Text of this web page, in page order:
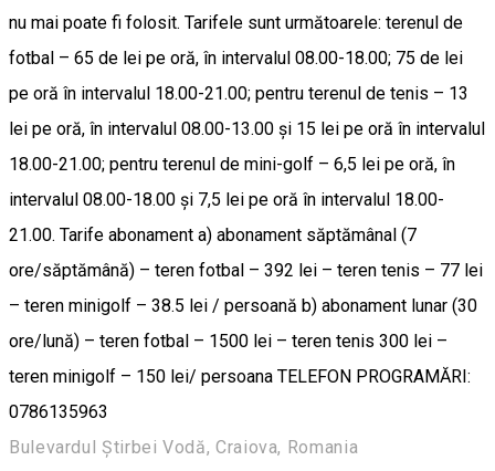
nu mai poate fi folosit. Tarifele sunt următoarele: terenul de
fotbal – 65 de lei pe oră, în intervalul 08.00-18.00; 75 de lei
pe oră în intervalul 18.00-21.00; pentru terenul de tenis – 13
lei pe oră, în intervalul 08.00-13.00 și 15 lei pe oră în intervalul
18.00-21.00; pentru terenul de mini-golf – 6,5 lei pe oră, în
intervalul 08.00-18.00 și 7,5 lei pe oră în intervalul 18.00-
21.00. Tarife abonament a) abonament săptămânal (7
ore/săptămână) – teren fotbal – 392 lei – teren tenis – 77 lei
– teren minigolf – 38.5 lei / persoană b) abonament lunar (30
ore/lună) – teren fotbal – 1500 lei – teren tenis 300 lei –
teren minigolf – 150 lei/ persoana TELEFON PROGRAMĂRI:
0786135963
Bulevardul Știrbei Vodă, Craiova, Romania